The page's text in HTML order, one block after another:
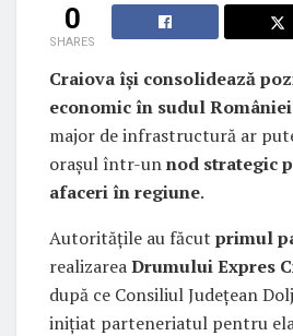
0
SHARES
Craiova își consolidează
economic în sudul
major de infrastructură ar
orașul într-unnod strategic
afaceri în regiune.
Autoritățile au făcut primul
realizareaDrumului Expres
după ce Consiliul Județean
inițiat parteneriatul pentru